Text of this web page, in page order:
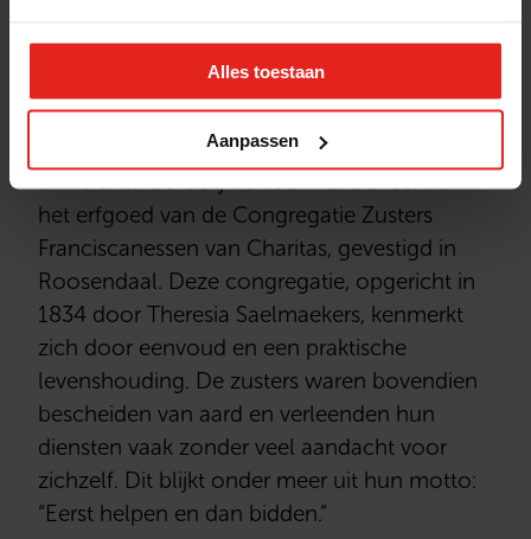
Alles toestaan
Aanpassen
Charitas een verschil te maken in het leven
van ouderen in onze gemeenschappen.
De Fundatie Charitas is een instelling die
verbonden is aan de Rooms-Katholieke Kerk
het erfgoed van de Congregatie Zusters
Franciscanessen van Charitas, gevestigd in
Roosendaal. Deze congregatie, opgericht in
1834 door Theresia Saelmaekers, kenmerkt
zich door eenvoud en een praktische
levenshouding. De zusters waren bovendien
bescheiden van aard en verleenden hun
diensten vaak zonder veel aandacht voor
zichzelf. Dit blijkt onder meer uit hun motto:
“Eerst helpen en dan bidden.”